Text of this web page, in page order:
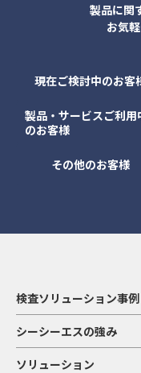
製品に関
お気
現在ご検討中のお客
製品・サービスご利用
のお客様
その他のお客様
検査ソリューション事例
シーシーエスの強み
ソリューション